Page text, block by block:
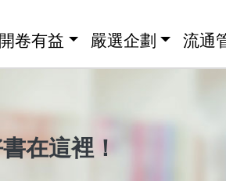
卷有益 嚴選企劃 流通
在這裡！